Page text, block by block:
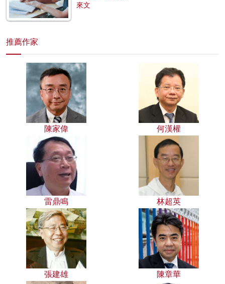
來文
推薦作家
陳家偉 何漢權
雷鼎鳴 林超英
張建雄 陳章華